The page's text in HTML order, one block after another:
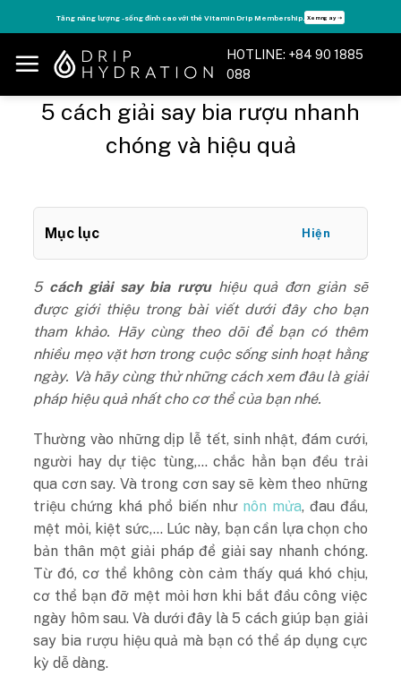
to
content
Xem ngay ➝ Tận hưởng nhiều quyền lợi độc quyền, chỉ DÀNH RIÊNG cho
HOTLINE: +84 90 1885
088
5 cách giải say bia rượu nhanh
chóng và hiệu quả
Mục lục Hiện
5 cách giải say bia rượuhiệu quả đơn giản sẽ
được giới thiệu trong bài viết dưới đây cho bạn
tham khảo. Hãy cùng theo dõi để bạn có thêm
nhiều mẹo vặt hơn trong cuộc sống sinh hoạt hằng
ngày. Và hãy cùng thử những cách xem đâu là giải
pháp hiệu quả nhất cho cơ thể của bạn nhé.
Thường vào những dịp lễ tết, sinh nhật, đám cưới,
người hay dự tiệc tùng,… chắc hẳn bạn đều trải
qua cơn say. Và trong cơn say sẽ kèm theo những
triệu chứng khá phổ biến như nôn mửa, đau đầu,
mệt mỏi, kiệt sức,… Lúc này, bạn cần lựa chọn cho
bản thân một giải pháp để giải say nhanh chóng.
Từ đó, cơ thể không còn cảm thấy quá khó chịu,
cơ thể bạn đỡ mệt mỏi hơn khi bắt đầu công việc
ngày hôm sau. Và dưới đây là 5 cách giúp bạn giải
say bia rượu hiệu quả mà bạn có thể áp dụng cực
kỳ dễ dàng.